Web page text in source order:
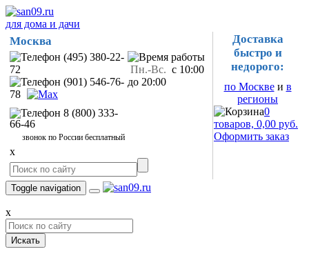
для дома и дачи
Москва
(495) 380-22-
72
(901) 546-76-
78
8 (800) 333-
66-46
звонок по России бесплатный
Пн.-Вс. с 10:00
до 20:00
x
Доставка
быстро и
недорого:
по Москвеи в
регионы
0
товаров, 0,00 руб.
Оформить заказ
Toggle navigation
x
Искать